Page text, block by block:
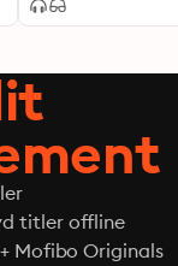
titler offline
Mofibo Originals